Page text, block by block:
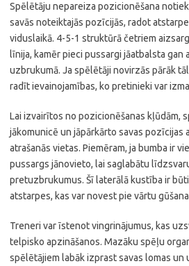
Spēlētāju nepareiza pozicionēšana
savās noteiktajās pozīcijās, radot
viduslaikā. 4-5-1 struktūrā četriem
līnija, kamēr pieci pussargi jāatbalsta gan
uzbrukumā. Ja spēlētāji novirzās pārāk
radīt ievainojamības, ko pretinieki var
Lai izvairītos no pozicionēšanas kļūdām,
jākomunicē un jāpārkārto savas pozīcijas
atrašanās vietas. Piemēram, ja bumba ir
pussargs jānovieto, lai saglabātu
pretuzbrukumus. Šī laterālā kustība ir
atstarpes, kas var novest pie vārtu
Treneri var īstenot vingrinājumus, kas
telpisko apzināšanos. Mazāku spēļu
spēlētājiem labāk izprast savas lomas